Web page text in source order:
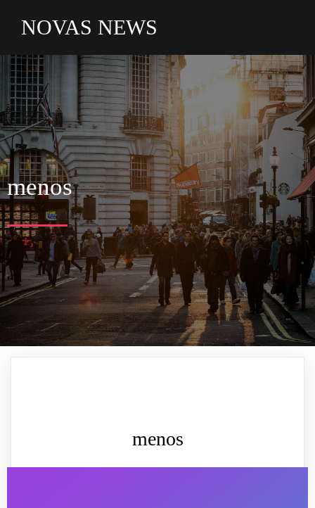
NOVAS NEWS
menos
menos